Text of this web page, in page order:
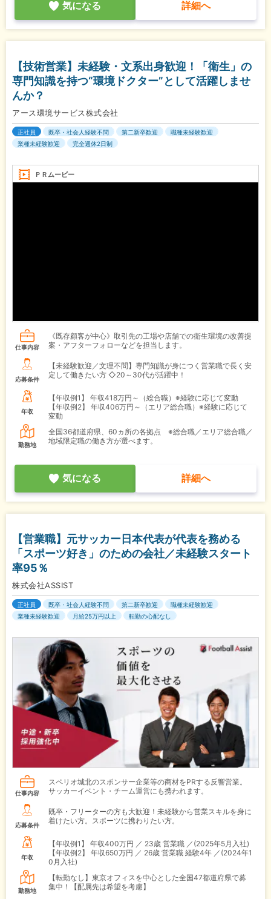
気になる 詳細へ
【技術営業】未経験・文系出身歓迎！「衛生」の
専門知識を持つ“環境ドクター”として活躍しませ
んか？
アース環境サービス株式会社
正社員 既卒・社会人経験不問 第二新卒歓迎
職種未経験歓迎
業種未経験歓迎
完全週休2日制
ＰＲムービー
仕事内容
《既存顧客が中心》取引先の工場や店舗での衛生環境の改善提
案・アフターフォローなどを担当します。
応募条件
【未経験歓迎／文理不問】専門知識が身につく営業職で長く安
定して働きたい方 ◇20～30代が活躍中！
年収
【年収例1】
年収418万円～（総合職）※経験に応じて変動
【年収例2】
年収406万円～（エリア総合職）※経験に応じて
変動
勤務地
全国36都道府県、60ヵ所の各拠点 ※総合職／エリア総合職／
地域限定職の働き方が選べます。
気になる 詳細へ
【営業職】元サッカー日本代表が代表を務める
「スポーツ好き」のための会社／未経験スタート
率95％
株式会社ASSIST
正社員 既卒・社会人経験不問 第二新卒歓迎
職種未経験歓迎
業種未経験歓迎
月給25万円以上 転勤の心配なし
仕事内容
スペリオ城北のスポンサー企業等の商材をPRする反響営業。
サッカーイベント・チーム運営にも携われます。
応募条件
既卒・フリーターの方も大歓迎！未経験から営業スキルを身に
着けたい方。スポーツに携わりたい方。
年収
【年収例1】
年収400万円 ／ 23歳 営業職 ／(2025年5月入社)
【年収例2】
年収650万円 ／ 26歳 営業職 経験4年 ／(2024年1
0月入社)
勤務地
【転勤なし】東京オフィスを中心とした全国47都道府県で募
集中！【配属先は希望を考慮】